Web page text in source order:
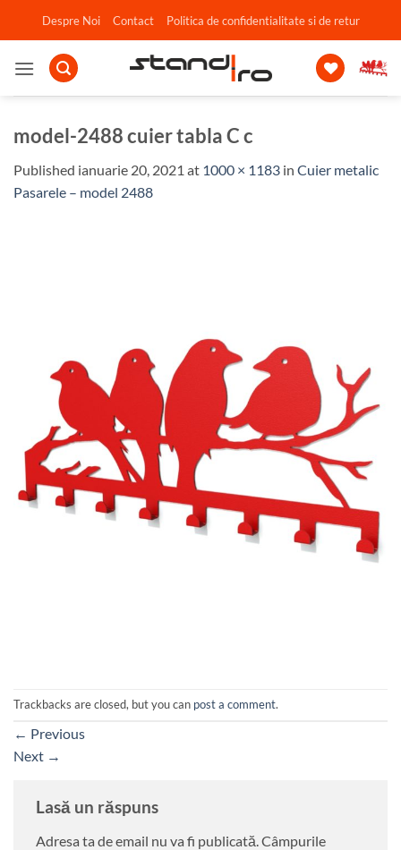
Despre Noi Contact Politica de confidentialitate si de retur
model-2488 cuier tabla C c
Published ianuarie 20, 2021 at 1000 × 1183 in Cuier metalic
Pasarele – model 2488
Trackbacks are closed, but you can post a comment.
← Previous
Next →
Lasă un răspuns
Adresa ta de email nu va fi publicată. Câmpurile